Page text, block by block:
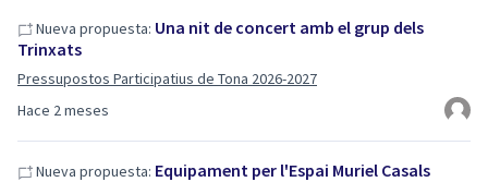
Hace 2 meses
Nueva propuesta: Una nit de concert amb el grup dels
Trinxats
Pressupostos Participatius de Tona 2026-2027
Nueva propuesta: Equipament per l'Espai Muriel Casals